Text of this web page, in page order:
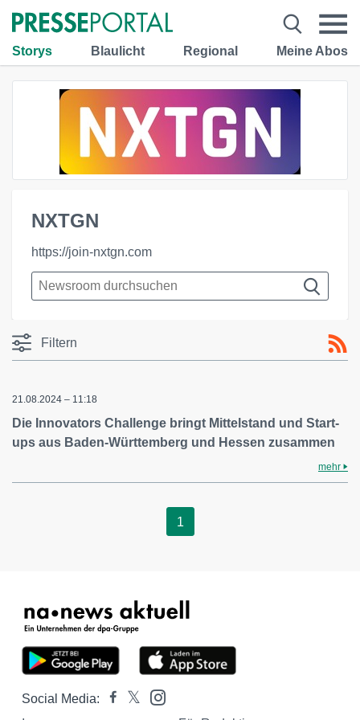
Storys Blaulicht Regional Meine Abos
NXTGN
https://join-nxtgn.com
Filtern
21.08.2024 – 11:18
Die Innovators Challenge bringt Mittelstand und Start-
ups aus Baden-Württemberg und Hessen zusammen
mehr
1
Social Media: